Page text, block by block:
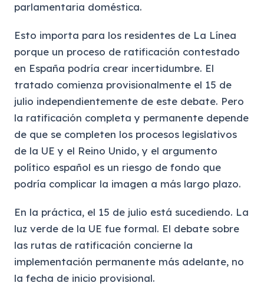
parlamentaria doméstica.
Esto importa para los residentes de La Línea
porque un proceso de ratificación contestado
en España podría crear incertidumbre. El
tratado comienza provisionalmente el 15 de
julio independientemente de este debate. Pero
la ratificación completa y permanente depende
de que se completen los procesos legislativos
de la UE y el Reino Unido, y el argumento
político español es un riesgo de fondo que
podría complicar la imagen a más largo plazo.
En la práctica, el 15 de julio está sucediendo. La
luz verde de la UE fue formal. El debate sobre
las rutas de ratificación concierne la
implementación permanente más adelante, no
la fecha de inicio provisional.